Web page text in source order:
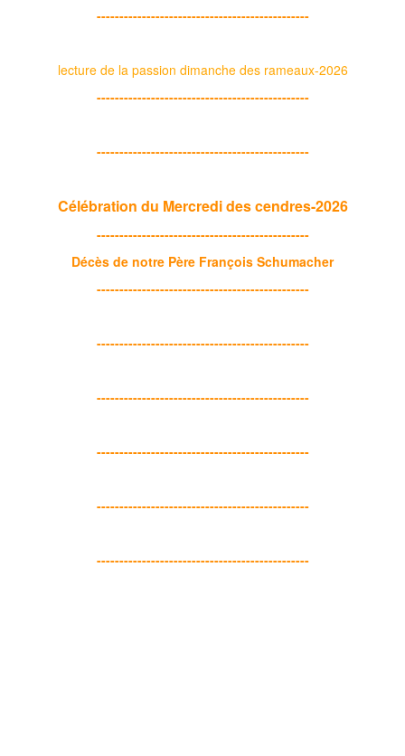
-----------------------------------------------
lecture de la passion dimanche des rameaux-2026
-----------------------------------------------
-----------------------------------------------
Célébration du Mercredi des cendres-2026
-----------------------------------------------
Décès de notre Père François Schumacher
-----------------------------------------------
-----------------------------------------------
-----------------------------------------------
-----------------------------------------------
-----------------------------------------------
-----------------------------------------------